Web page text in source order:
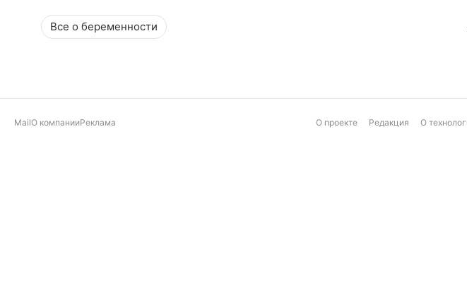
Все о беременности
MailО компанииРеклама О проекте Редакция О